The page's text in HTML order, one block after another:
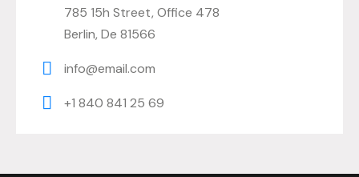
785 15h Street, Office 478
Berlin, De 81566
info@email.com
+1 840 841 25 69